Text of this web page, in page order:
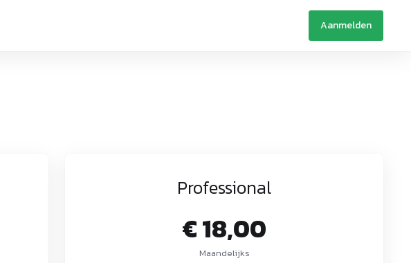
Aanmelden
Professional
€ 18,00
Maandelijks